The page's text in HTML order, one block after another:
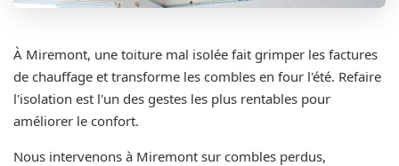
À Miremont, une toiture mal isolée fait grimper les factures
de chauffage et transforme les combles en four l'été. Refaire
l'isolation est l'un des gestes les plus rentables pour
améliorer le confort.
Nous intervenons à Miremont sur combles perdus,